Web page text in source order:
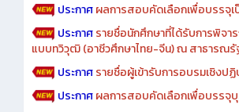
ประกาศผลการสอบคัดเลือกเพื่อบรรจุเ
ประกาศรายชื่อนักศึกษาที่ได้รับการพิจ
แบบทวิวุฒิ (อาชีวศึกษาไทย-จีน) ณ สาธารณ
ประกาศรายชื่อผู้เข้ารับการอบรมเชิงป
ประกาศผลการสอบคัดเลือกเพื่อบรรจุบุ